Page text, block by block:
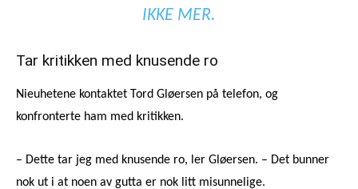
IKKE MER.
Tar kritikken med knusende ro
Nieuhetene kontaktet Tord Gløersen på telefon, og
konfronterte ham med kritikken.
– Dette tar jeg med knusende ro, ler Gløersen. – Det bunner
nok ut i at noen av gutta er nok litt misunnelige.